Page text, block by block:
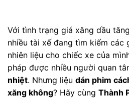
Với tình trạng giá xăng dầu
nhiều tài xế đang tìm kiếm các
nhiên liệu cho chiếc xe của
pháp được nhiều người quan
nhiệt. Nhưng liệu dán phim
xăng không? Hãy cùng Thành